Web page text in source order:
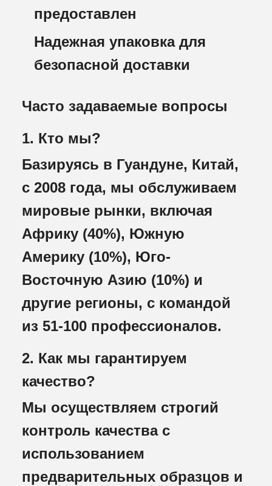
предоставлен
Надежная упаковка для
безопасной доставки
Часто задаваемые вопросы
1. Кто мы?
Базируясь в Гуандуне, Китай,
с 2008 года, мы обслуживаем
мировые рынки, включая
Африку (40%), Южную
Америку (10%), Юго-
Восточную Азию (10%) и
другие регионы, с командой
из 51-100 профессионалов.
2. Как мы гарантируем
качество?
Мы осуществляем строгий
контроль качества с
использованием
предварительных образцов и